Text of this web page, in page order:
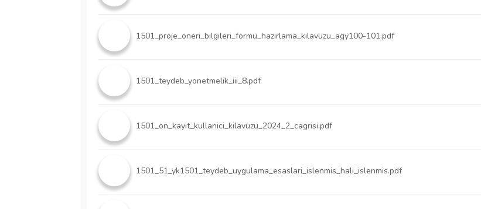
1501_proje_oneri_bilgileri_formu_hazirlama_kilavuzu_agy100-101.pdf
1501_teydeb_yonetmelik_iii_8.pdf
1501_on_kayit_kullanici_kilavuzu_2024_2_cagrisi.pdf
1501_51_yk1501_teydeb_uygulama_esaslari_islenmis_hali_islenmis.pdf